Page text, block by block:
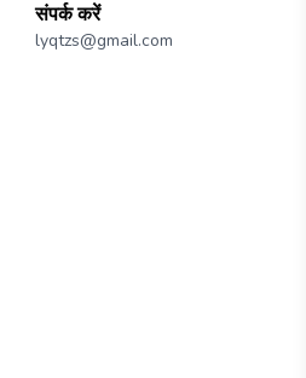
संपर्क करें
lyqtzs@gmail.com